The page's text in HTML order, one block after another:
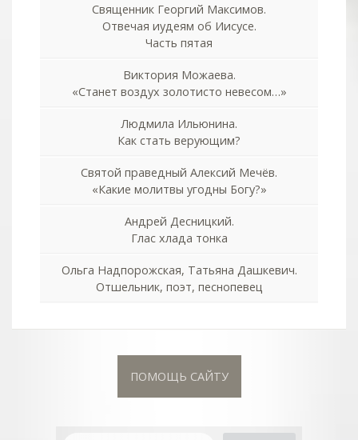
Священник Георгий Максимов.
Отвечая иудеям об Иисусе.
Часть пятая
Виктория Можаева.
«Станет воздух золотисто невесом…»
Людмила Ильюнина.
Как стать верующим?
Святой праведный Алексий Мечёв.
«Какие молитвы угодны Богу?»
Андрей Десницкий.
Глас хлада тонка
Ольга Надпорожская, Татьяна Дашкевич.
Отшельник, поэт, песнопевец
ПОМОЩЬ САЙТУ